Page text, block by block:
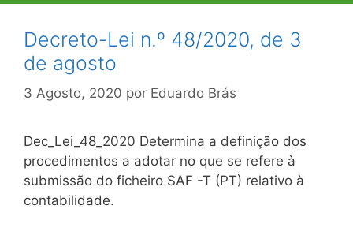
Decreto-Lei n.º 48/2020, de 3
de agosto
3 Agosto, 2020 por Eduardo Brás
Dec_Lei_48_2020 Determina a definição dos
procedimentos a adotar no que se refere à
submissão do ficheiro SAF -T (PT) relativo à
contabilidade.